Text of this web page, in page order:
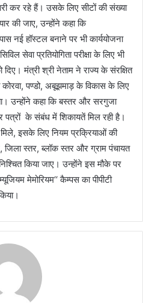
कर रहे हैं। उसके लिए सीटों की संख्या
की जाए, उन्होंने कहा कि
हॉस्टल बनाने पर भी कार्ययोजना
सेवा प्रतियोगिता परीक्षा के लिए भी
मंत्री श्री नेताम ने राज्य के संरक्षित
कोरवा, पण्डो, अबूझमाड़ के विकास के लिए
उन्होंने कहा कि बस्तर और सरगुजा
पत्रों के संबंध में शिकायतें मिल रही है।
इसके लिए नियम प्रक्रियाओं की
जिला स्तर, ब्लॉक स्तर और ग्राम पंचायत
किया जाए। उन्होंने इस मौके पर
मेमोरियम‘‘ कैम्पस का पीपीटी